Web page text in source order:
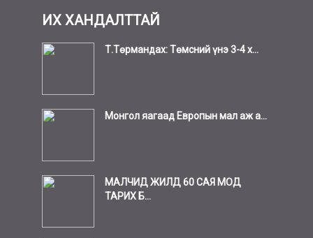
ИХ ХАНДАЛТТАЙ
Т.Төрмандах: Төмсний үнэ 3-4 х...
Монгол яагаад Европын мал аж а...
МАЛЧИД ЖИЛД 60 САЯ МОД
ТАРИХ Б...